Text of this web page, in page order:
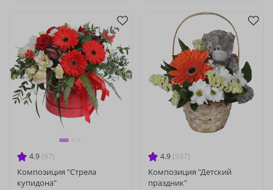
4.9 (97)
Композиция "Стрела
купидона"
4.9 (597)
Композиция "Детский
праздник"